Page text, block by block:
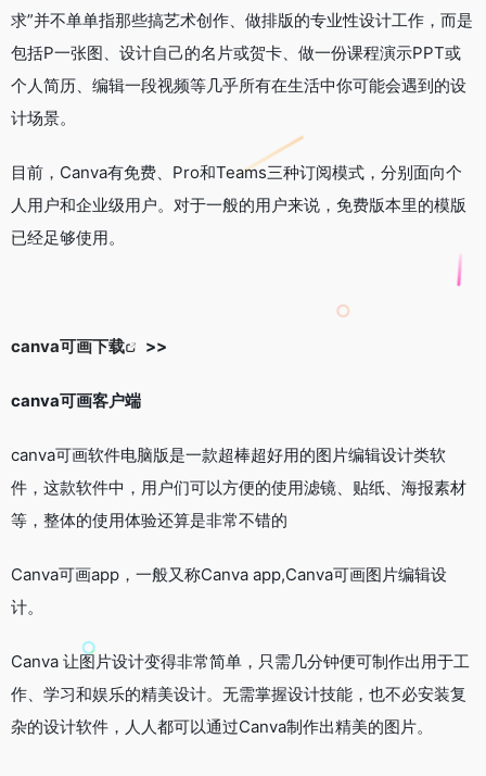
求”并不单单指那些搞艺术创作、做排版的专业性设计工作，而是
包括P一张图、设计自己的名片或贺卡、做一份课程演示PPT或
个人简历、编辑一段视频等几乎所有在生活中你可能会遇到的设
计场景。
目前，Canva有免费、Pro和Teams三种订阅模式，分别面向个
人用户和企业级用户。对于一般的用户来说，免费版本里的模版
已经足够使用。
canva可画下载 >>
canva可画客户端
canva可画软件电脑版是一款超棒超好用的图片编辑设计类软
件，这款软件中，用户们可以方便的使用滤镜、贴纸、海报素材
等，整体的使用体验还算是非常不错的
Canva可画app，一般又称Canva app,Canva可画图片编辑设
计。
Canva 让图片设计变得非常简单，只需几分钟便可制作出用于工
作、学习和娱乐的精美设计。无需掌握设计技能，也不必安装复
杂的设计软件，人人都可以通过Canva制作出精美的图片。